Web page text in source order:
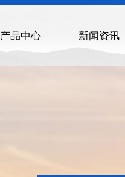
产品中心 新闻资讯